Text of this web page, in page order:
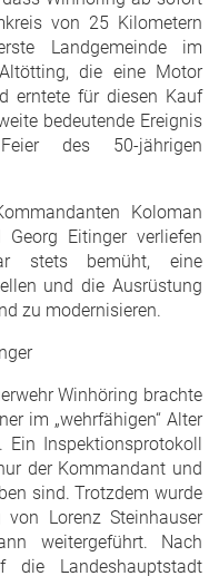
von 25 Kilometern
Landgemeinde im
die eine Motor
erntete für diesen Kauf
bedeutende Ereignis
des 50-jährigen
Koloman
Eitinger verliefen
stets bemüht, eine
und die Ausrüstung
zu modernisieren.
Winhöring brachte
im „wehrfähigen“ Alter
Ein Inspektionsprotokoll
der Kommandant und
sind. Trotzdem wurde
Lorenz Steinhauser
weitergeführt. Nach
die Landeshauptstadt